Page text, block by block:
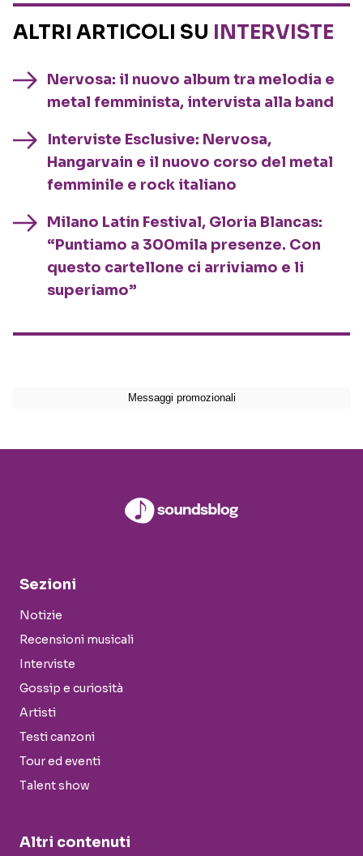
ALTRI ARTICOLI SU INTERVISTE
Nervosa: il nuovo album tra melodia e
metal femminista, intervista alla band
Interviste Esclusive: Nervosa,
Hangarvain e il nuovo corso del metal
femminile e rock italiano
Milano Latin Festival, Gloria Blancas:
“Puntiamo a 300mila presenze. Con
questo cartellone ci arriviamo e li
superiamo”
Sezioni
Notizie
Recensioni musicali
Interviste
Gossip e curiosità
Artisti
Testi canzoni
Tour ed eventi
Talent show
Altri contenuti